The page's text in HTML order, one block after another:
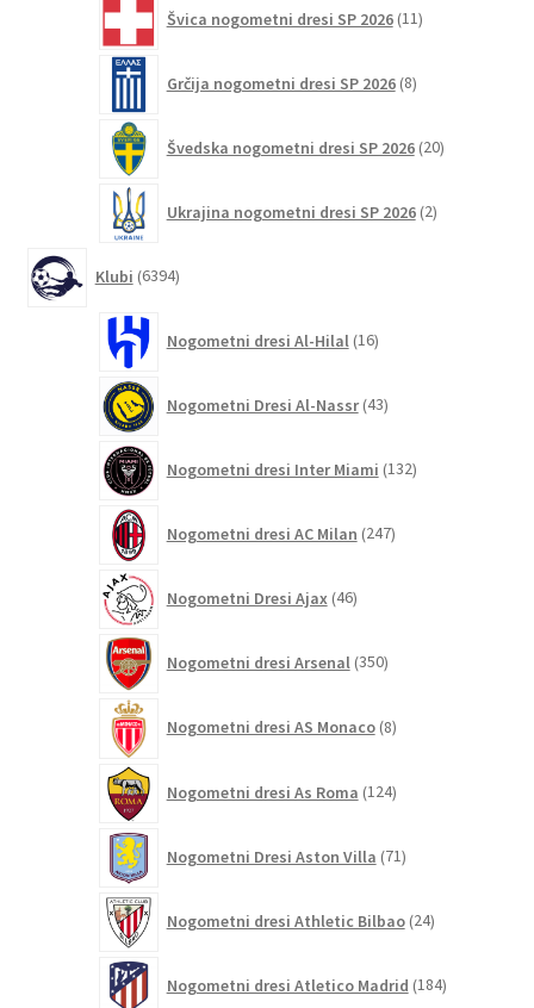
Švica nogometni dresi SP 2026 11izdelkov
Grčija nogometni dresi SP 2026 8izdelkov
Švedska nogometni dresi SP 2026 20izdelkov
Ukrajina nogometni dresi SP 2026 2izdelka
Klubi 6394izdelkov
Nogometni dresi Al-Hilal 16izdelkov
Nogometni Dresi Al-Nassr 43izdelkov
Nogometni dresi Inter Miami 132izdelkov
Nogometni dresi AC Milan 247izdelkov
Nogometni Dresi Ajax 46izdelkov
Nogometni dresi Arsenal 350izdelkov
Nogometni dresi AS Monaco 8izdelkov
Nogometni dresi As Roma 124izdelkov
Nogometni Dresi Aston Villa 71izdelkov
Nogometni dresi Athletic Bilbao 24izdelkov
Nogometni dresi Atletico Madrid 184izdelkov